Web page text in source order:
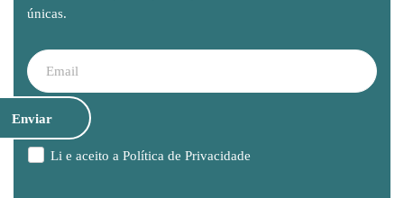
únicas.
Li e aceito a Política de Privacidade